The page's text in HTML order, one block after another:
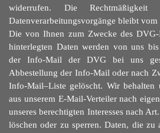
widerrufen. Die
Datenverarbeitungsvorgänge bleibt
Die von Ihnen zum Zwecke des
hinterlegten Daten werden von uns
der Info-Mail der DVG bei uns
Abbestellung der Info-Mail oder nach
Info-Mail–Liste gelöscht. Wir behalten
aus unserem E-Mail-Verteiler nach
unseres berechtigten Interesses nach
löschen oder zu sperren. Daten, die zu